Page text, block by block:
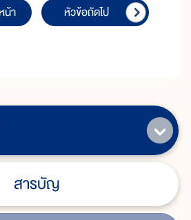
สารบัญ
น้า หัวข้อถัดไป